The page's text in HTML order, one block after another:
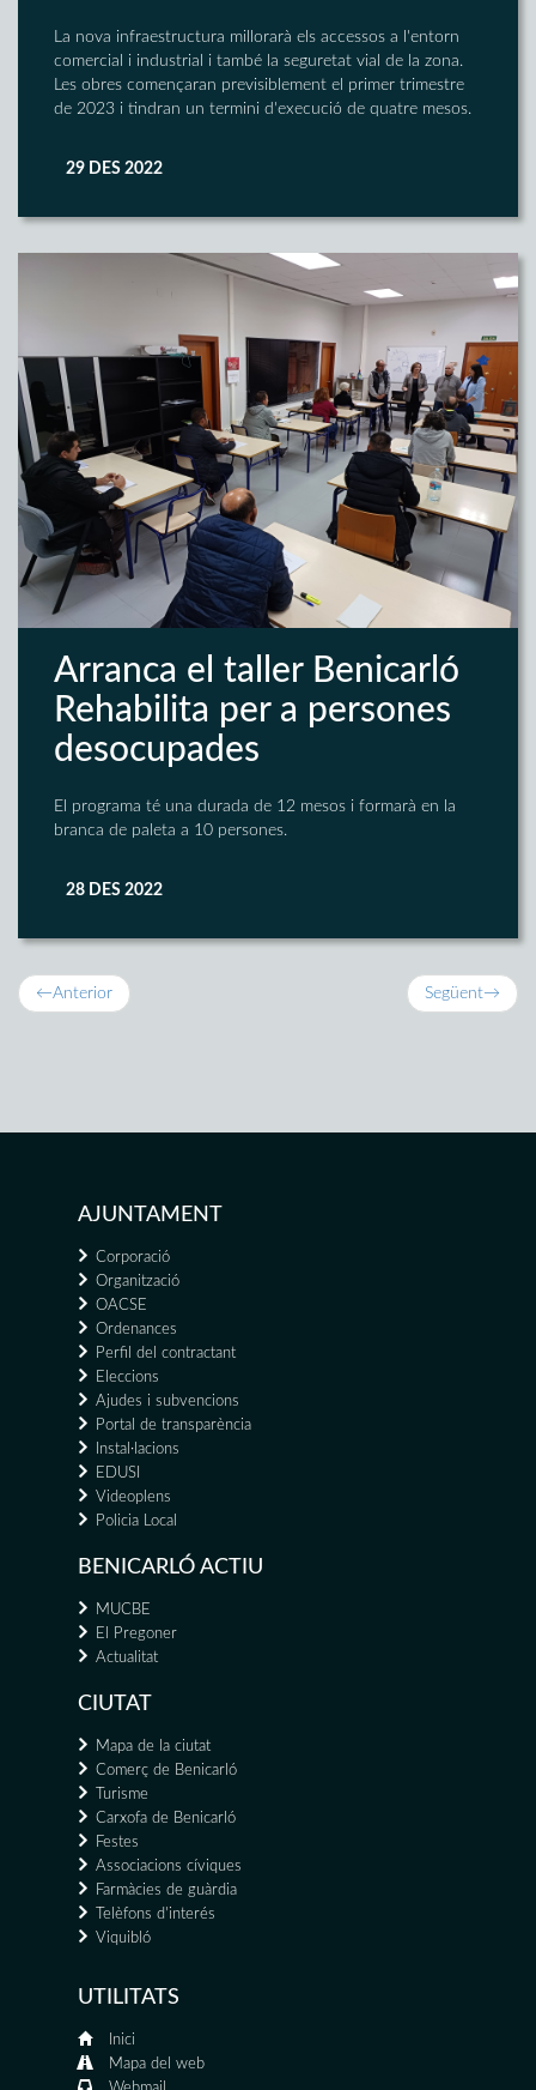
La nova infraestructura millorarà els accessos a l'entorn
comercial i industrial i també la seguretat vial de la zona.
Les obres començaran previsiblement el primer trimestre
de 2023 i tindran un termini d'execució de quatre mesos.
29 DES 2022
Arranca el taller Benicarló
Rehabilita per a persones
desocupades
El programa té una durada de 12 mesos i formarà en la
branca de paleta a 10 persones.
28 DES 2022
←Anterior Següent→
AJUNTAMENT
Corporació
Organització
OACSE
Ordenances
Perfil del contractant
Eleccions
Ajudes i subvencions
Portal de transparència
Instal·lacions
EDUSI
Videoplens
Policia Local
BENICARLÓ ACTIU
MUCBE
El Pregoner
Actualitat
CIUTAT
Mapa de la ciutat
Comerç de Benicarló
Turisme
Carxofa de Benicarló
Festes
Associacions cíviques
Farmàcies de guàrdia
Telèfons d'interés
Viquibló
UTILITATS
Inici
Mapa del web